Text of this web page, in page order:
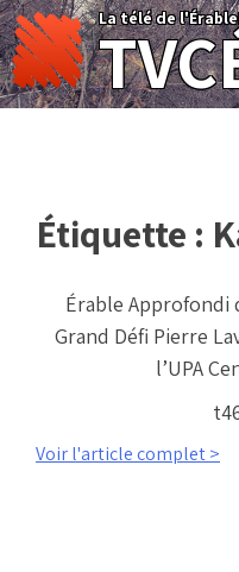
Skip
to
content
La télé de
Étiquette :
Érable Approfondi
Grand Défi Pierre
l’UPA
Voir l'article complet >